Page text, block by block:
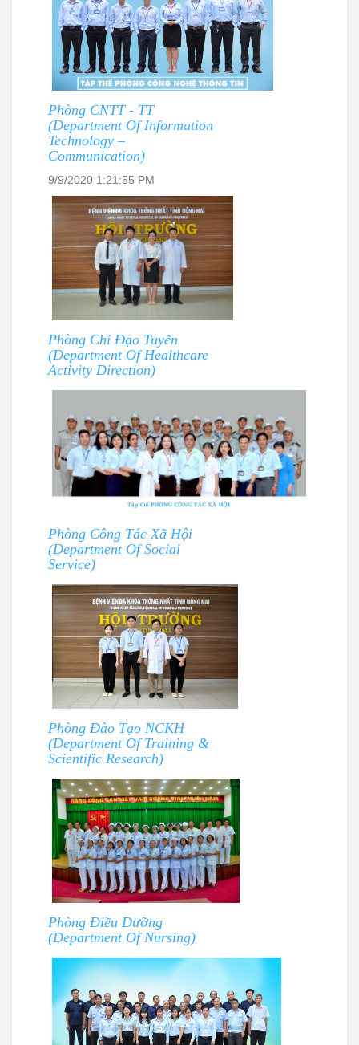
Phòng CNTT - TT
(Department Of Information
Technology –
Communication)
9/9/2020 1:21:55 PM
Phòng Chỉ Đạo Tuyến
(Department Of Healthcare
Activity Direction)
Phòng Công Tác Xã Hội
(Department Of Social
Service)
Phòng Đào Tạo NCKH
(Department Of Training &
Scientific Research)
Phòng Điều Dưỡng
(Department Of Nursing)